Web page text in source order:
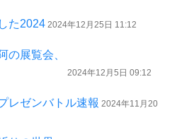
た2024 2024年12月25日 11:12
の展覧会、
2024年12月5日 09:12
ゼンバトル速報 2024年11月20